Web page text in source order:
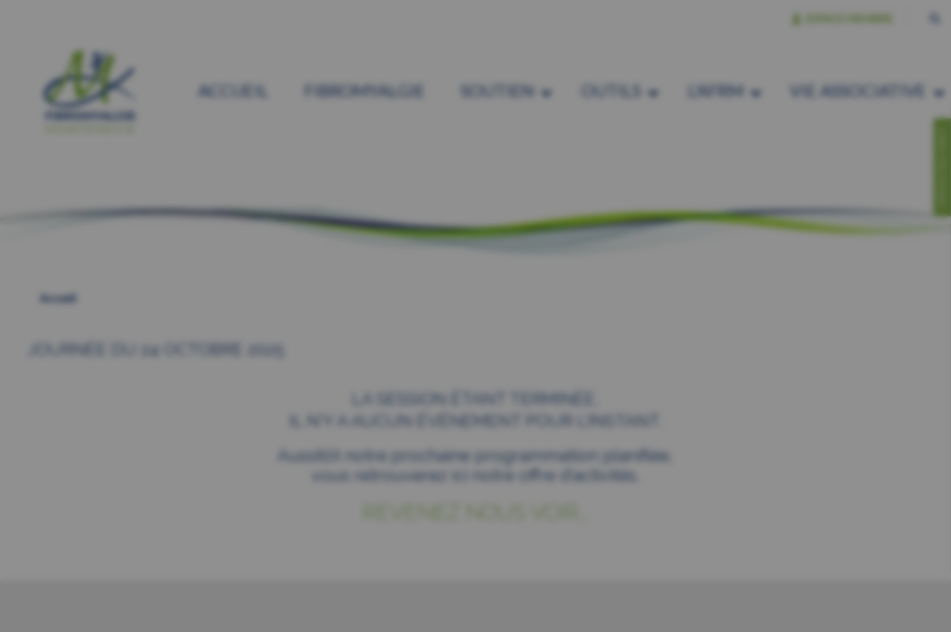
ACCUEIL FIBROMYALGIE SOUTIEN OUTILS L’AFRM VIE ASSOCIATIVE
Accueil
JOURNÉE DU 24 OCTOBRE 2025
LA SESSION ÉTANT TERMINÉE,
IL N’Y A AUCUN ÉVÉNEMENT POUR L’INSTANT.
Aussitôt notre prochaine programmation planifiée,
vous retrouverez ici notre offre d’activités.